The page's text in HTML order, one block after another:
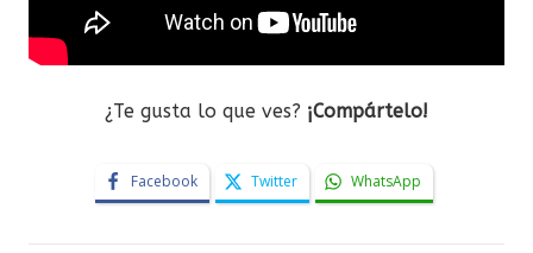
¿Te gusta lo que ves? ¡Compártelo!
Facebook Twitter WhatsApp